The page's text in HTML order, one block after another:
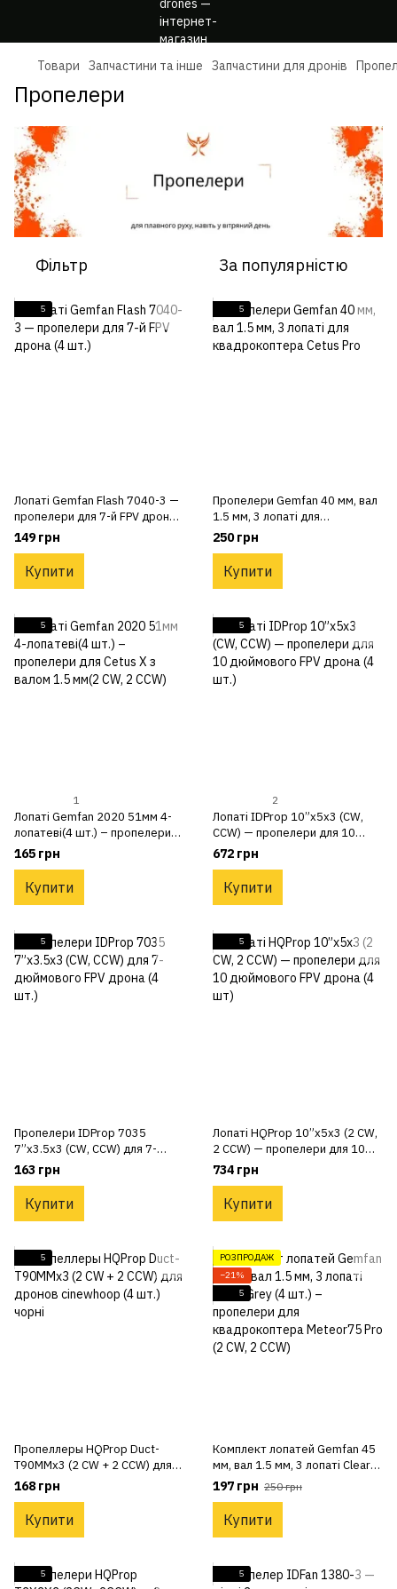
Товари Запчастини та інше Запчастини для дронів
Пропелери
Фільтр За популярністю
5
Лопаті Gemfan Flash 7040-3 —
пропелери для 7-й FPV дрона
(4 шт.)
149 грн
Купити
5
Пропелери Gemfan 40 мм, вал
1.5 мм, 3 лопаті для
квадрокоптера Cetus Pro
250 грн
Купити
5
1
Лопаті Gemfan 2020 51мм 4-
лопатеві(4 шт.) – пропелери
для Cetus X з валом 1.5 мм(2
CW, 2 CCW)
165 грн
Купити
5
2
Лопаті IDProp 10”x5x3 (CW,
CCW) — пропелери для 10
дюймового FPV дрона (4 шт.)
672 грн
Купити
5
Пропелери IDProp 7035
7”x3.5x3 (CW, CCW) для 7-
дюймового FPV дрона (4 шт.)
163 грн
Купити
5
Лопаті HQProp 10”x5x3 (2 CW,
2 CCW) — пропелери для 10
дюймового FPV дрона (4 шт)
734 грн
Купити
5
Пропеллеры HQProp Duct-
T90MMx3 (2 CW + 2 CCW) для
дронов cinewhoop (4 шт.)
168 грн
Купити
РОЗПРОДАЖ
−21%
5
Комплект лопатей Gemfan 45
мм, вал 1.5 мм, 3 лопаті Clear
Grey (4 шт.) – пропелери для
квадрокоптера Meteor75 Pro
(2 CW, 2 CCW)
197 грн 250 грн
Купити
5 5